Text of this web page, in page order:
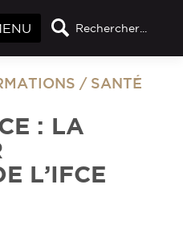
Rechercher...
/ SANTÉ
: LA
L’IFCE